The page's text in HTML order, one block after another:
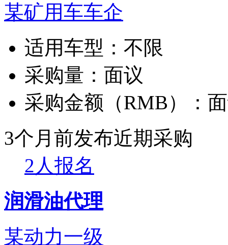
某矿用车车企
适用车型： 不限
采购量： 面议
采购金额（RMB）：
3个月前发布近期采购
2人报名
润滑油代理
某动力一级